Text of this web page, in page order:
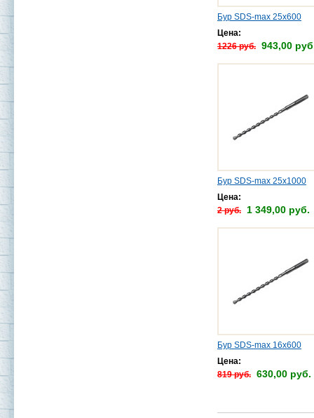
Бур SDS-max 25х600
Цена:
1226 руб. 943,00
Бур SDS-max 25х1000
Цена:
2 руб.
1 349,00 руб.
Бур SDS-max 16х600
Цена:
819 руб. 630,00 руб.